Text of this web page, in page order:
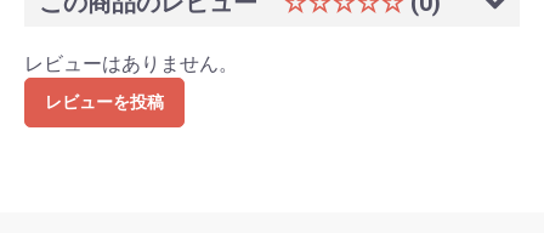
レビューはありません。
レビューを投稿